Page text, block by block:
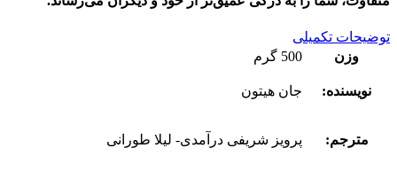
توضیحات تکمیلی
وزن
500 گرم
نویسنده: جان هیتون
مترجم: پرویز شریفی درآمدی- لیلا طورانی